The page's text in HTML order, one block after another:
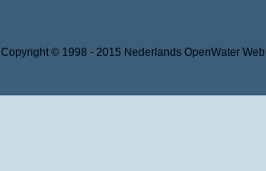
Copyright © 1998 - 2015 Nederlands OpenWater